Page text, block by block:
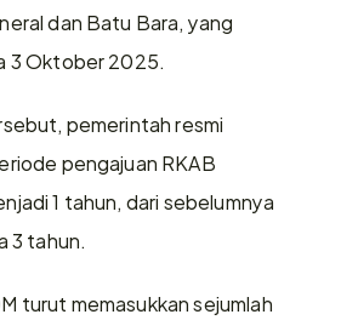
dan Batu Bara, yang
3 Oktober 2025.
pemerintah resmi
pengajuan RKAB
1 tahun, dari sebelumnya
3 tahun.
turut memasukkan sejumlah